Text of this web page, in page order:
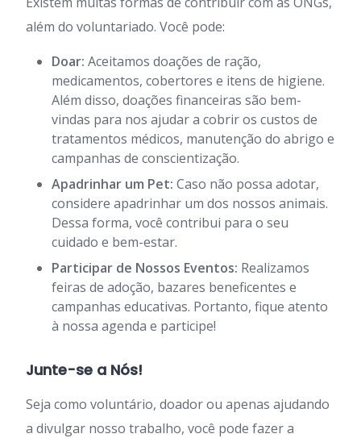
além do voluntariado. Você pode:
Doar: Aceitamos doações de ração,
medicamentos, cobertores e itens de higiene.
Além disso, doações financeiras são bem-
vindas para nos ajudar a cobrir os custos de
tratamentos médicos, manutenção do abrigo e
campanhas de conscientização.
Apadrinhar um Pet: Caso não possa adotar,
considere apadrinhar um dos nossos animais.
Dessa forma, você contribui para o seu
cuidado e bem-estar.
Participar de Nossos Eventos: Realizamos
feiras de adoção, bazares beneficentes e
campanhas educativas. Portanto, fique atento
à nossa agenda e participe!
Junte-se a Nós!
Seja como voluntário, doador ou apenas ajudando
a divulgar nosso trabalho, você pode fazer a